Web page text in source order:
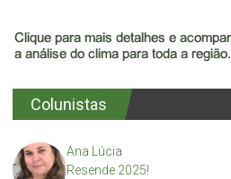
Colunistas
Ana Lúcia
Resende 2025!